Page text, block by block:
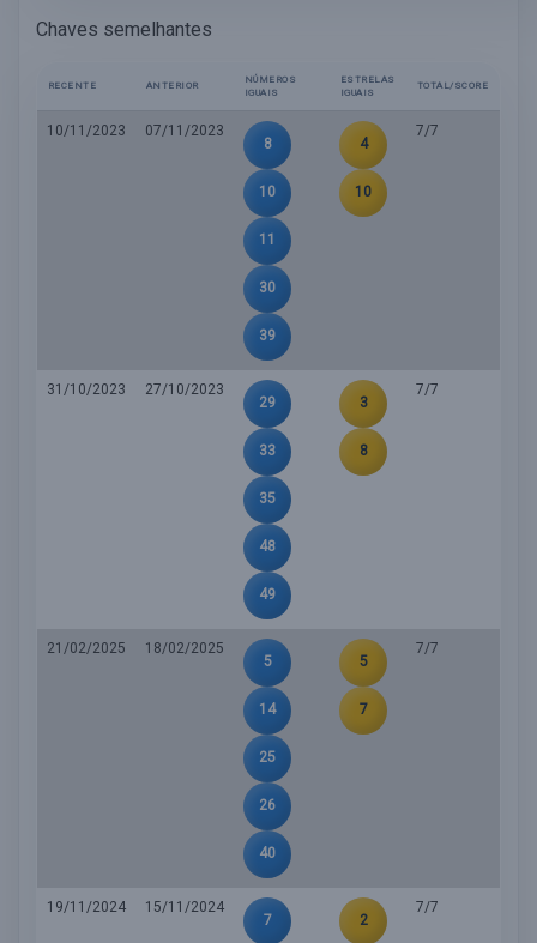
Chaves semelhantes
RECENTE ANTERIOR
NÚMEROS
IGUAIS
ESTRELAS
IGUAIS
TOTAL/SCORE
10/11/2023
07/11/2023
8
10
11
30
39
4
10
7/7
31/10/2023
27/10/2023
29
33
35
48
49
3
8
7/7
21/02/2025
18/02/2025
5
14
25
26
40
5
7
7/7
19/11/2024
15/11/2024
7
2
7/7